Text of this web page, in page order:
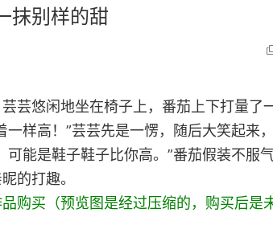
抹别样的甜
芸悠闲地坐在椅子上，番茄上下打量了
样高！”芸芸先是一愣，随后大笑起来
能是鞋子鞋子比你高。”番茄假装不服
的打趣。
购买（预览图是经过压缩的，购买后是